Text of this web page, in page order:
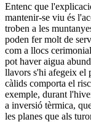
Entenc que
mantenir-se viu és
troben a les
poden fer molt de
com a llocs
pot haver aigua
llavors s'hi afegeix el
càlids comporta el
exemple, durant
a inversió tèrmica,
les planes que als